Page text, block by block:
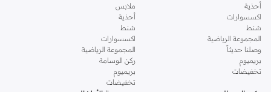
أحذية
اكسسوارات
شنط
المجموعة الرياضية
وصلنا حديثاً
بريميوم
تخفيضات
ملابس
أحذية
شنط
اكسسوارات
المجموعة الرياضية
ركن الوسامة
بريميوم
تخفيضات